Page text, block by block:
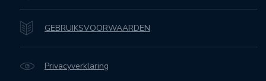
GEBRUIKSVOORWAARDEN
Privacyverklaring